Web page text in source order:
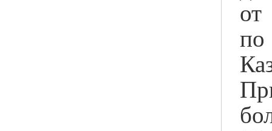
от